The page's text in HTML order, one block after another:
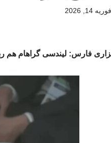
فوریه 14, 2026
فارس: لیندسی گراهام هم